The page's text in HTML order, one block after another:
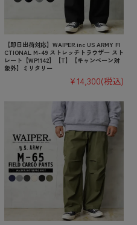
【即日出荷対応】WAIPER.inc US ARMY FI
CTIONAL M-49 ストレッチトラウザー スト
レート【WP1142】【T】【キャンペーン対
象外】ミリタリー
¥14,300(税込)